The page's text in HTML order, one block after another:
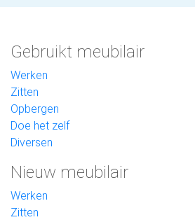
Gebruikt meubilair
Werken
Zitten
Opbergen
Doe het zelf
Diversen
Nieuw meubilair
Werken
Zitten